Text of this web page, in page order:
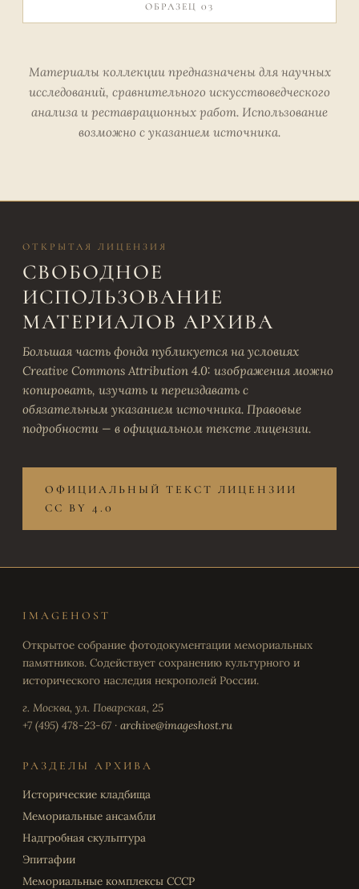
ОБРАЗЕЦ 03
Материалы коллекции предназначены для научных
исследований, сравнительного искусствоведческого
анализа и реставрационных работ. Использование
возможно с указанием источника.
ОТКРЫТАЯ ЛИЦЕНЗИЯ
СВОБОДНОЕ
ИСПОЛЬЗОВАНИЕ
МАТЕРИАЛОВ АРХИВА
Большая часть фонда публикуется на условиях
Creative Commons Attribution 4.0: изображения можно
копировать, изучать и переиздавать с
обязательным указанием источника. Правовые
подробности — в официальном тексте лицензии.
ОФИЦИАЛЬНЫЙ ТЕКСТ ЛИЦЕНЗИИ
CC BY 4.0
IMAGEHOST
Открытое собрание фотодокументации мемориальных
памятников. Содействует сохранению культурного и
исторического наследия некрополей России.
г. Москва, ул. Поварская, 25
+7 (495) 478-23-67 · archive@imageshost.ru
РАЗДЕЛЫ АРХИВА
Исторические кладбища
Мемориальные ансамбли
Надгробная скульптура
Эпитафии
Мемориальные комплексы СССР